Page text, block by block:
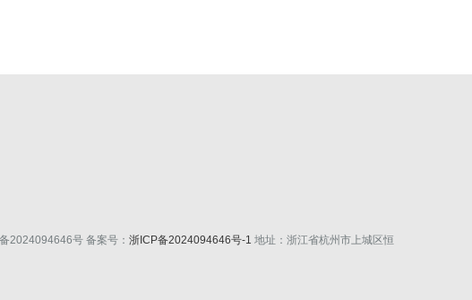
2024094646号 备案号： 浙ICP备2024094646号-1 地址：浙江省杭州市上城区恒